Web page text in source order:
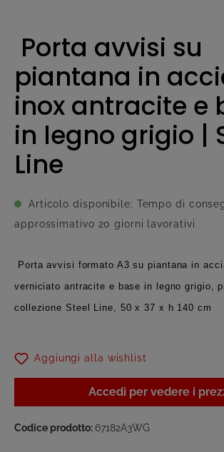
Porta avvisi su
piantana in
inox antracite e
in legno grigio |
Line
Articolo disponibile: Tempo di
approssimativo 20 giorni lavorativi
Porta avvisi formato A3 su piantana in
verniciato antracite e base in legno grigio,
collezione Steel Line, 50 x 37 x h 140 cm
Aggiungi alla wishlist
Accedi per vedere i
Codice prodotto:67182A3WG